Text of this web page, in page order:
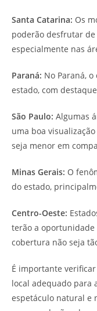
Santa Catarina: Os
poderão desfrutar
especialmente nas
Paraná: No Paraná,
estado, com
São Paulo: Algumas
uma boa
seja menor em
Minas Gerais: O
do estado,
Centro-Oeste:
terão a oportunidade
cobertura não seja
É importante
local adequado para
espetáculo natural e